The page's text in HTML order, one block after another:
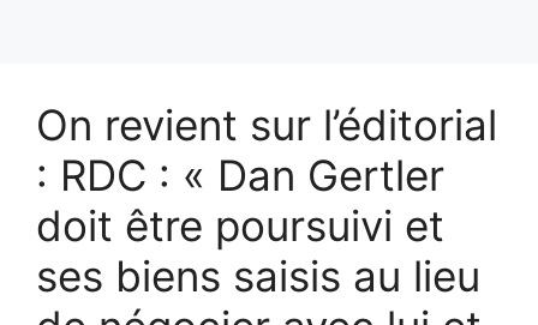
On revient sur l’éditorial
: RDC : « Dan Gertler
doit être poursuivi et
ses biens saisis au lieu